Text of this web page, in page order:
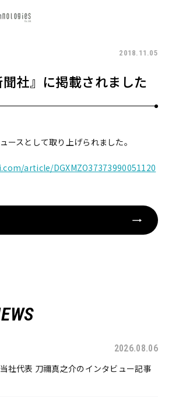
2018.11.05
聞社』に掲載されました
ースとして取り上げられました。
article/DGXMZO37373990051120
2026.08.06
社代表 刀禰真之介のインタビュー記事